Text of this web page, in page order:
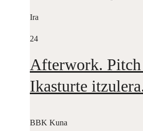
Ira
24
Afterwork.
Ikasturte
BBK Kuna